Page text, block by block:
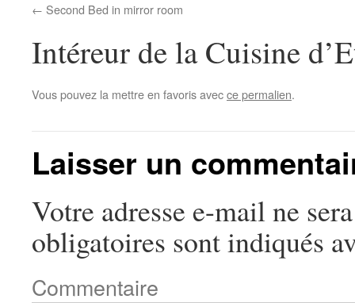
Second Bed in mirror room
Intéreur de la Cuisine
Vous pouvez la mettre en favoris avecce permalien.
Laisser un
Votre adresse e-mail ne
obligatoires sont indiqués
Commentaire